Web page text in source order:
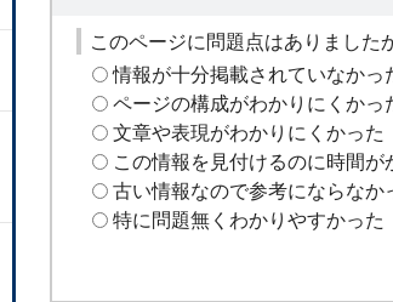
このページに問題点はありました
情報が十分掲載されていなかっ
ページの構成がわかりにくかっ
文章や表現がわかりにくかった
この情報を見付けるのに時間が
古い情報なので参考にならなか
特に問題無くわかりやすかった